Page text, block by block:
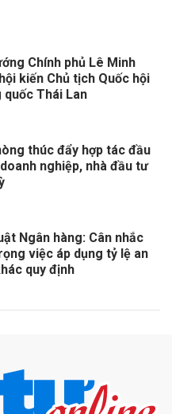
Chính phủ Lê Minh
kiến Chủ tịch Quốc hội
quốc Thái Lan
thúc đẩy hợp tác đầu
nghiệp, nhà đầu tư
Ngân hàng: Cân nhắc
việc áp dụng tỷ lệ an
quy định